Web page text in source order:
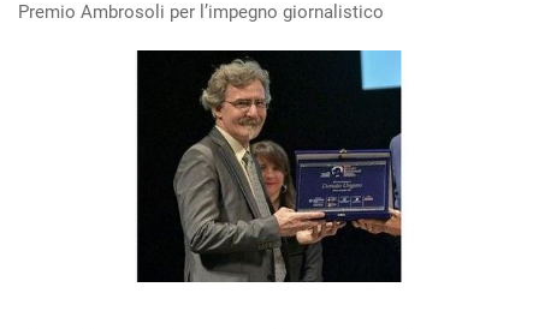
Premio Ambrosoli per l’impegno giornalistico